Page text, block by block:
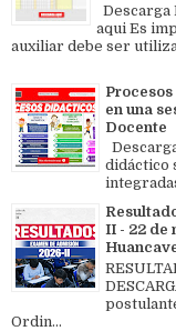
Descarga
aqui Es
auxiliar debe ser
en una
Docente
didáctico
II - 22 de
Ordin...